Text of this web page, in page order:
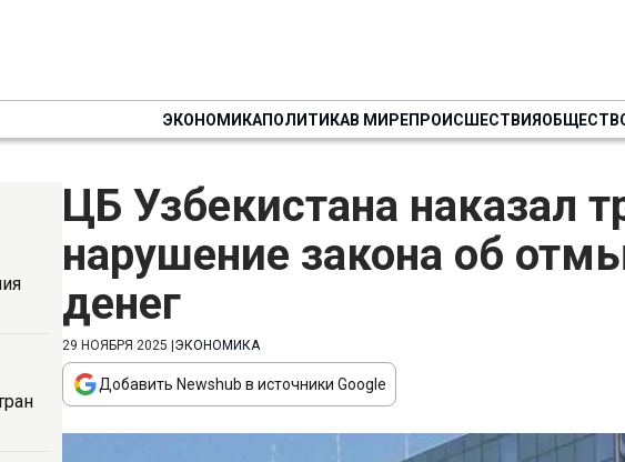
ЭКОНОМИКАПОЛИТИКАВ МИРЕПРОИСШЕСТВИЯ
ЦБ Узбекистана наказал
нарушение закона об
денег
29 НОЯБРЯ 2025 ЭКОНОМИКА
Добавить Newshub в источники Google